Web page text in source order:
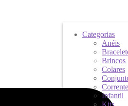
Categorias
Anéis
Brincos
Colares
Infantil
Kits